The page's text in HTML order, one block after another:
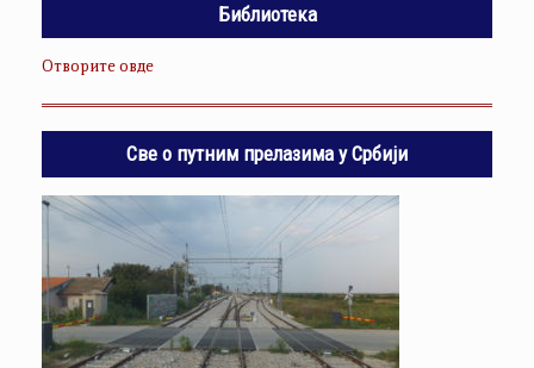
Библиотека
Отворите овде
Све о путним прелазима у Србији